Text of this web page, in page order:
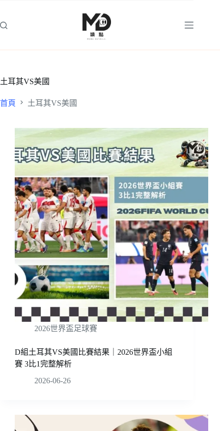
主
土耳其VS美國
首頁 土耳其VS美國
2026世界盃足球賽
D組土耳其VS美國比賽結果｜2026世界盃小組
賽 3比1完整解析
2026-06-26